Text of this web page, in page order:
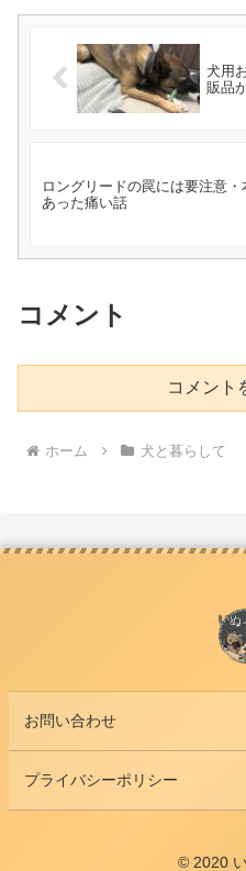
犬用
販品
ロングリードの罠には要注意・
あった痛い話
コメント
コメント
ホーム 犬と暮らして
お問い合わせ
プライバシーポリシー
© 2020